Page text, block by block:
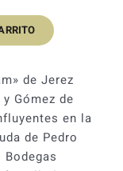
de Jerez
Gómez de
en la
de Pedro